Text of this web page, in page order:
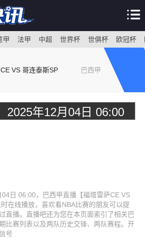
甲 法甲 中超 世界杯 世俱杯 欧冠杯
VS 哥连泰斯SP 巴西甲
2025年12月04日 06:00
日 06:00，巴西甲直播【福塔雷萨CE VS
在线播放，喜欢看NBA比赛的朋友可以提
直播。直播吧还为您在本页面索引了相关巴
比赛列表以及两队历史交锋、两队赛程。开
号